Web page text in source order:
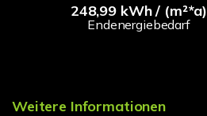
248,99 kWh / (m²*a)
Endenergiebedarf
Weitere Informationen